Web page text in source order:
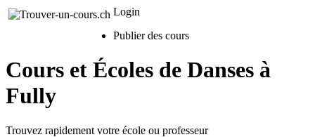
Login
Publier des cours
Cours et Écoles de Danses à
Fully
Trouvez rapidement votre école ou professeur